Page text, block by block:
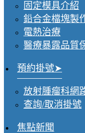
固定模具介紹
鉛合金檔塊製
電熱治療
醫療暴露品質
預約掛號
放射腫瘤科網
查詢/取消掛號
焦點新聞